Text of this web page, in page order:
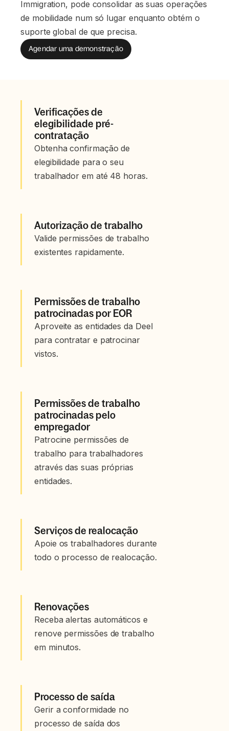
Immigration, pode consolidar as suas operações
de mobilidade num só lugar enquanto obtém o
suporte global de que precisa.
Agendar uma demonstração
Verificações de
elegibilidade pré-
contratação
Obtenha confirmação de
elegibilidade para o seu
trabalhador em até 48 horas.
Autorização de trabalho
Valide permissões de trabalho
existentes rapidamente.
Permissões de trabalho
patrocinadas por EOR
Aproveite as entidades da Deel
para contratar e patrocinar
vistos.
Permissões de trabalho
patrocinadas pelo
empregador
Patrocine permissões de
trabalho para trabalhadores
através das suas próprias
entidades.
Serviços de realocação
Apoie os trabalhadores durante
todo o processo de realocação.
Renovações
Receba alertas automáticos e
renove permissões de trabalho
em minutos.
Processo de saída
Gerir a conformidade no
processo de saída dos